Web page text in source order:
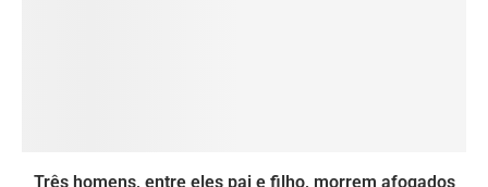
Três homens, entre eles pai e filho, morrem afogados